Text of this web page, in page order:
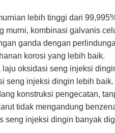
lebih tinggi dari
murni, kombinasi galvanis
ganda dengan
korosi yang lebih baik.
oksidasi seng injeksi
seng injeksi dingin lebih
konstruksi pengecatan,
tidak mengandung
seng injeksi dingin banyak